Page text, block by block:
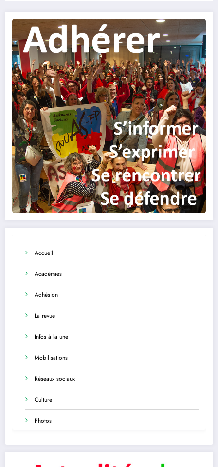
Accueil
Académies
Adhésion
La revue
Infos à la une
Mobilisations
Réseaux sociaux
Culture
Photos